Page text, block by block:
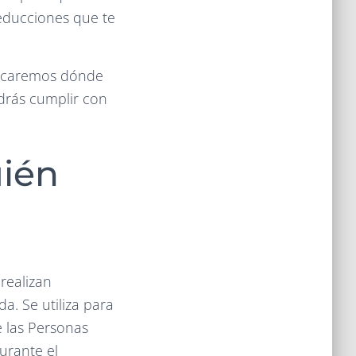
que te
dónde
cumplir con
Se utiliza para
Personas
el